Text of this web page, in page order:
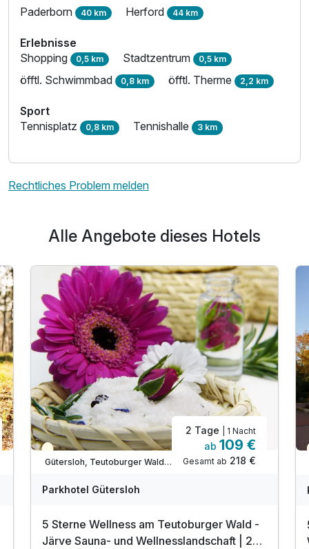
Paderborn 40 km Herford 44 km
Erlebnisse
Shopping 0,5 km Stadtzentrum 0,5 km
öfftl. Schwimmbad 0,8 km öfftl. Therme 2,2 km
Sport
Tennisplatz 0,8 km Tennishalle 3 km
Rechtliches Problem melden
Alle Angebote dieses Hotels
Teilweise ausgelastet
Gütersloh, Teutoburger Wald / Ostwestfalen
2 Tage | 1 Nacht
ab 109 €
Gesamt ab 218 €
Parkhotel Gütersloh
5 Sterne Wellness am Teutoburger Wald -
Järve Sauna- und Wellnesslandschaft | 2